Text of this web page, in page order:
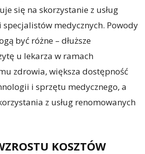
się na skorzystanie z usług
medycznych. Powody
być różne – dłuższe
u lekarza w ramach
zdrowia, większa dostępność
i sprzętu medycznego, a
z usług renomowanych
KOSZTÓW